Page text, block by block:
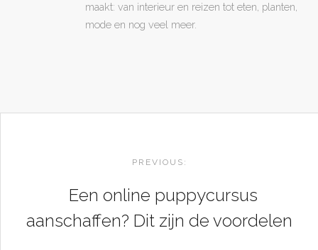
maakt: van interieur en reizen tot eten, planten,
mode en nog veel meer.
NAVIGATION
PREVIOUS:
Een online puppycursus
aanschaffen? Dit zijn de voordelen